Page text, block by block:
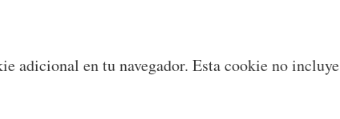
adicional en tu navegador. Esta cookie no